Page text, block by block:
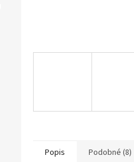
Popis Podobné (8)